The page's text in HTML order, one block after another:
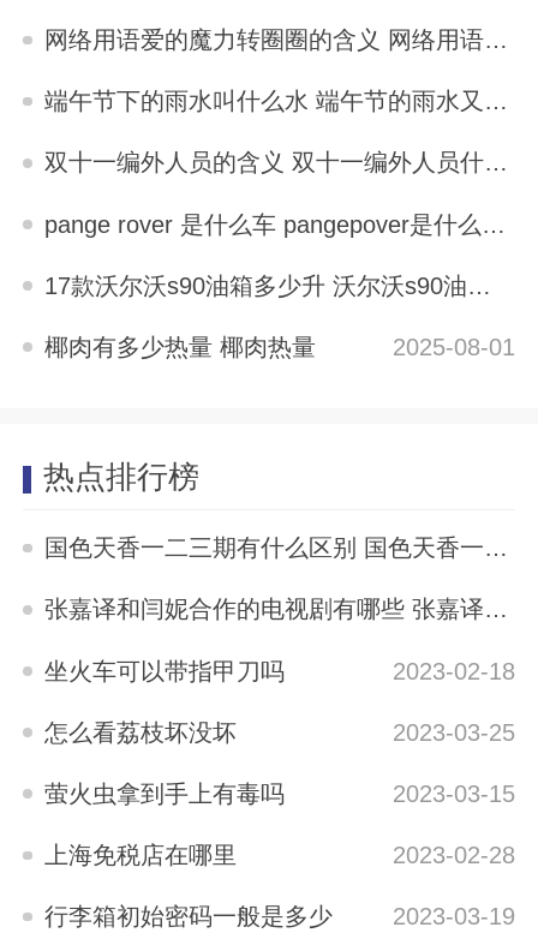
网络用语爱的魔力转圈圈的含义 网络用语爱的魔力转圈圈是什么梗
2025-08-01
端午节下的雨水叫什么水 端午节的雨水又叫什么水
2025-08-01
双十一编外人员的含义 双十一编外人员什么意思
2025-08-01
pange rover 是什么车 pangepover是什么牌子的车
2025-08-01
17款沃尔沃s90油箱多少升 沃尔沃s90油箱多少升
椰肉有多少热量 椰肉热量 2025-08-01
热点排行榜
国色天香一二三期有什么区别 国色天香一二三期区别是什么
2023-05-12
张嘉译和闫妮合作的电视剧有哪些 张嘉译与闫妮合演的电视剧有哪些
坐火车可以带指甲刀吗 2023-02-18
怎么看荔枝坏没坏 2023-03-25
萤火虫拿到手上有毒吗 2023-03-15
上海免税店在哪里 2023-02-28
行李箱初始密码一般是多少 2023-03-19